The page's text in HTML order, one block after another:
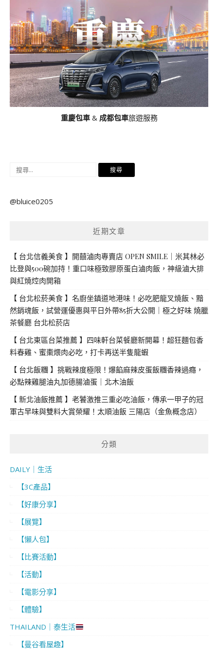
重慶包車& 成都包車旅遊服務
搜
鍵
@bluice0205
近期文章
【 台北信義美食 】開囍滷肉專賣店 OPEN SMILE｜米其林必
比登與500碗加持！重口味極致膠原蛋白滷肉飯，神級滷大排
與紅燒焢肉開箱
【 台北松菸美食 】名廚坐鎮道地港味！必吃肥龍叉燒飯、黯
然銷魂飯，試營運優惠與平日外帶85折大公開｜極之好味 燒臘
茶餐廳 台北松菸店
【 台北東區台菜推薦 】四味軒台菜餐廳新開幕！超狂麵包香
料春雞、蜜棗煨肉必吃，打卡再送半隻龍蝦
【 台北飯糰 】挑戰辣度極限！爆餡麻辣皮蛋飯糰香辣過癮，
必點辣雞腿油丸加德腸滷蛋｜北木油飯
【 新北油飯推薦 】老饕激推三重必吃油飯，傳承一甲子的冠
軍古早味與雙料大賞榮耀！太順油飯 三陽店（金魚概念店）
分類
DAILY｜生活
【3C產品】
【好康分享】
【展覽】
【懶人包】
【比賽活動】
【活動】
【電影分享】
【體驗】
THAILAND｜泰生活
【曼谷看屋趣】